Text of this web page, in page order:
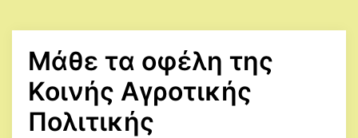
Μάθε τα οφέλη της
Κοινής Αγροτικής
Πολιτικής